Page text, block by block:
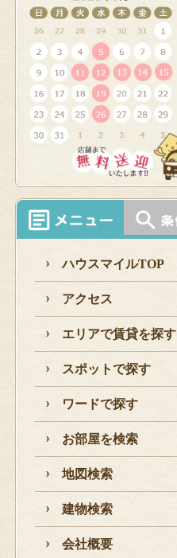
ハウスマイルTOP
アクセス
エリアで賃貸を探す
スポットで探す
ワードで探す
お部屋を検索
地図検索
建物検索
会社概要